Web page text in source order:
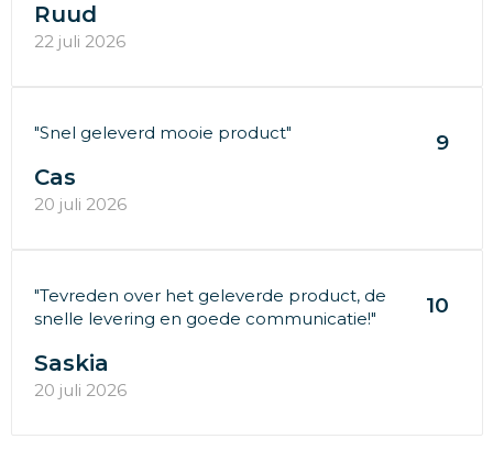
Ruud
22 juli 2026
"Snel geleverd mooie product" 9
Cas
20 juli 2026
"Tevreden over het geleverde product, de
snelle levering en goede communicatie!"
10
Saskia
20 juli 2026